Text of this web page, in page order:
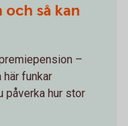
och så kan
–
funkar
påverka hur stor